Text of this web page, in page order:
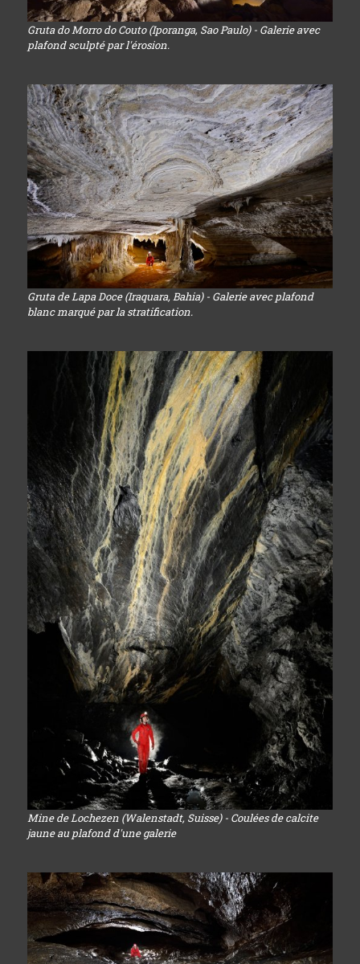
Gruta do Morro do Couto (Iporanga, Sao Paulo) - Galerie avec
plafond sculpté par l'érosion.
Gruta de Lapa Doce (Iraquara, Bahia) - Galerie avec plafond
blanc marqué par la stratification.
Mine de Lochezen (Walenstadt, Suisse) - Coulées de calcite
jaune au plafond d'une galerie